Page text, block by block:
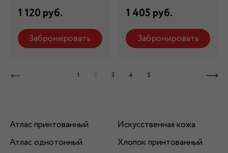
1 120 руб.
Забронировать
1 405 руб.
Забронировать
1 2 3 4 5
Атлас принтованный
Атлас однотонный
Искусственная кожа
Хлопок принтованный